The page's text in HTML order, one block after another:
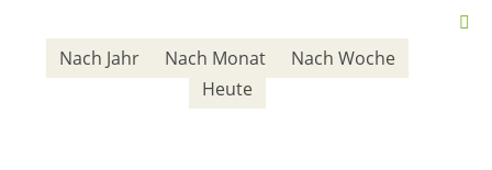
Nach Jahr Nach Monat
Nach Woche
Heute